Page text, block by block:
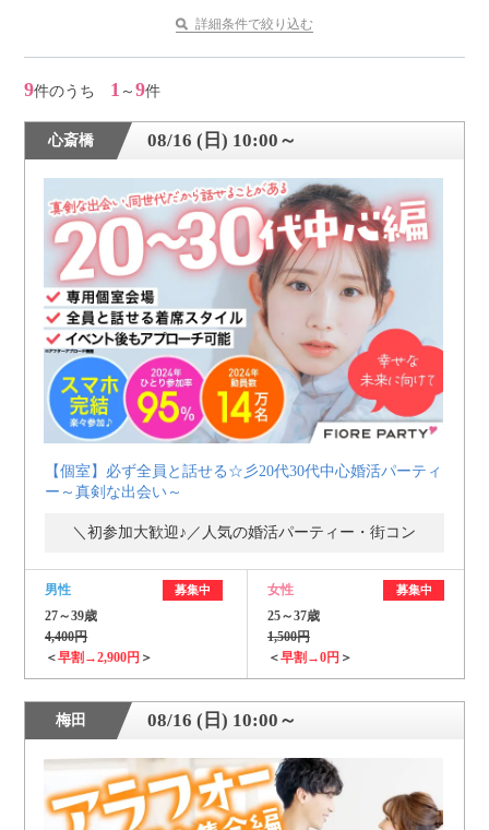
PR
約1,300店の中から
おすすめの優良結婚相談所をご紹介
個人情報保護のため
プライバシーマークを
取得しております
詳細条件で絞り込む
9件のうち 1 ～9件
心斎橋 08/16 (日) 10:00～
【個室】必ず全員と話せる☆彡20代30代中心婚活パーティ
ー～真剣な出会い～
＼初参加大歓迎♪／人気の婚活パーティー・街コン
男性 募集中
27～39歳
4,400円
＜早割→2,900円 ＞
女性 募集中
25～37歳
1,500円
＜早割→0円 ＞
梅田 08/16 (日) 10:00～